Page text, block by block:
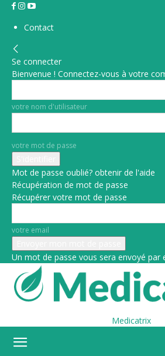
Contact
Se connecter
Bienvenue ! Connectez-vous à votre
votre nom d'utilisateur
votre mot de passe
Mot de passe oublié? obtenir de l'aide
Récupération de mot de passe
Récupérer votre mot de passe
votre email
Un mot de passe vous sera envoyé par
Medicatrix